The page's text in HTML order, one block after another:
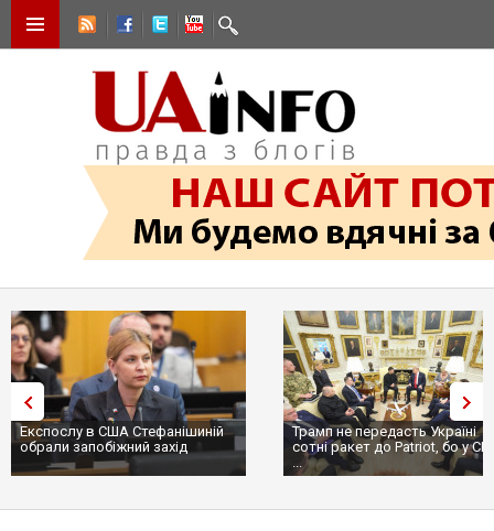
Експослу в США Стефанішиній
обрали запобіжний захід
Трамп не передасть Україні
сотні ракет до Patriot, бо у
...